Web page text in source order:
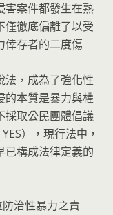
害案件都發生在熟
僅徹底偏離了以受
倖存者的二度傷
法，成為了強化性
的本質是暴力與權
採取公民團體倡議
），現行法中，
已構成法律定義的
治性暴力之責